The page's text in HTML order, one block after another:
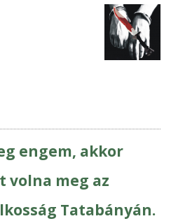
engem, akkor
meg az
Tatabányán.